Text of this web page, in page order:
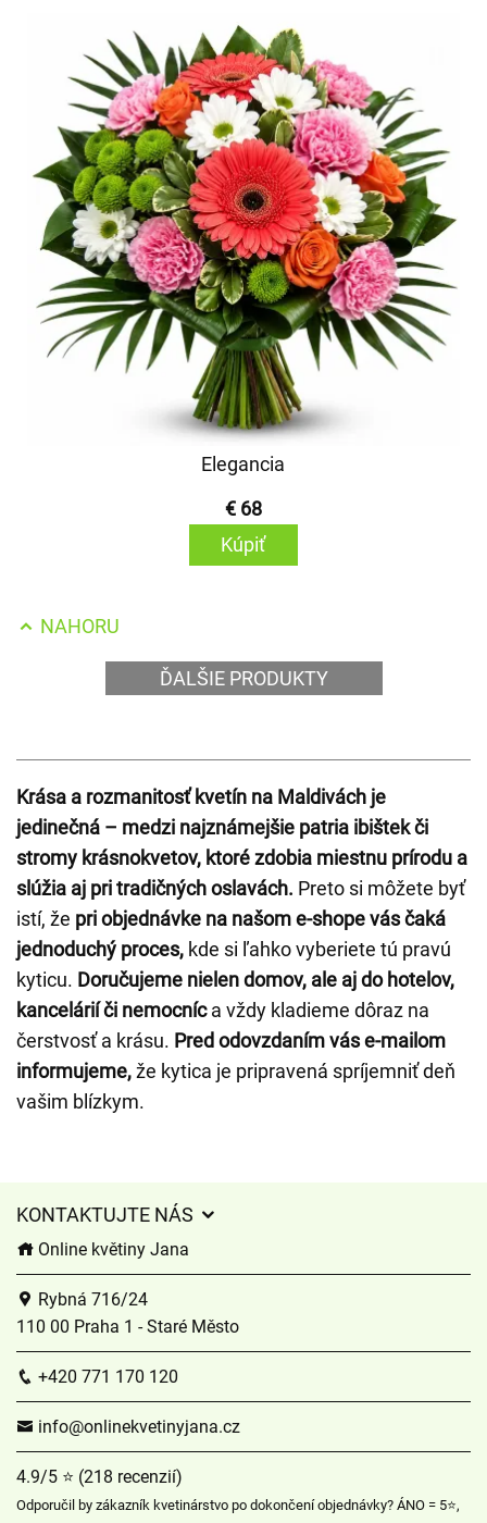
Elegancia
€ 68
Kúpiť
NAHORU
ĎALŠIE PRODUKTY
Krása a rozmanitosť kvetín na Maldivách je
jedinečná – medzi najznámejšie patria ibištek či
stromy krásnokvetov, ktoré zdobia miestnu prírodu a
slúžia aj pri tradičných oslavách. Preto si môžete byť
istí, že pri objednávke na našom e-shope vás čaká
jednoduchý proces, kde si ľahko vyberiete tú pravú
kyticu. Doručujeme nielen domov, ale aj do hotelov,
kancelárií či nemocníca vždy kladieme dôraz na
čerstvosť a krásu. Pred odovzdaním vás e-mailom
informujeme,že kytica je pripravená spríjemniť deň
vašim blízkym.
KONTAKTUJTE NÁS
Online květiny Jana
Rybná 716/24
110 00 Praha 1 - Staré Město
+420 771 170 120
info@onlinekvetinyjana.cz
4.9/5 ⭐ (218 recenzií)
Odporučil by zákazník kvetinárstvo po dokončení objednávky? ÁNO = 5⭐,